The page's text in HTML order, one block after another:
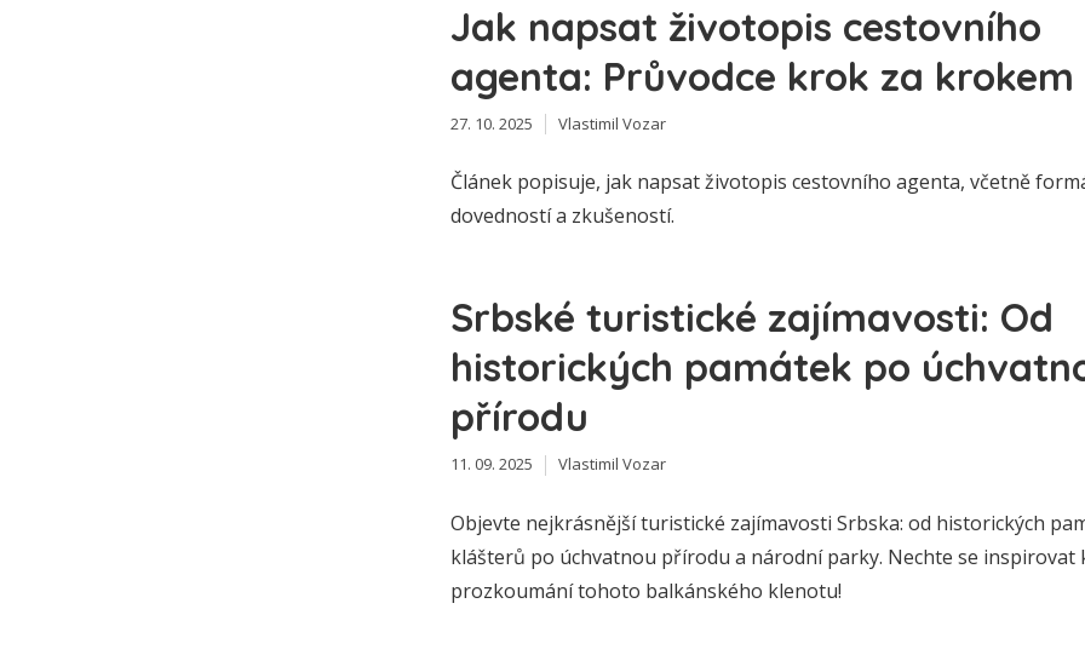
Jak napsat životopis cestovního
agenta: Průvodce krok za krokem
27. 10. 2025 Vlastimil Vozar
Článek popisuje, jak napsat životopis cestovního agenta, včetně
dovedností a zkušeností.
Srbské turistické zajímavosti: Od
historických památek po
přírodu
11. 09. 2025 Vlastimil Vozar
Objevte nejkrásnější turistické zajímavosti Srbska: od historických
klášterů po úchvatnou přírodu a národní parky. Nechte se inspirovat
prozkoumání tohoto balkánského klenotu!